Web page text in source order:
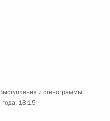
Выступления и стенограммы
18:15